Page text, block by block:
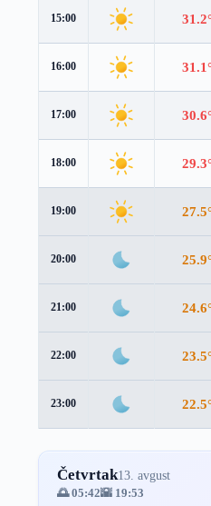
15:00
16:00
17:00
18:00
19:00
20:00
21:00
22:00
23:00
Četvrtak13. avgust
🌅 05:42🌇 19:53